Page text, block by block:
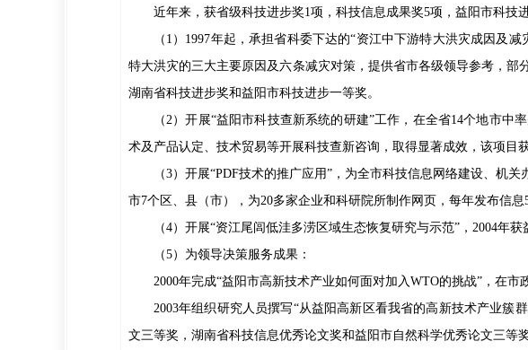
近年来，获省级科技进步奖1项，科技信息成果奖5项，益阳市科技
（1）1997年起，承担省科委下达的“资江中下游特大洪灾成因及
特大洪灾的三大主要原因及六条减灾对策，提供省市各级领导参考，
湖南省科技进步奖和益阳市科技进步一等奖。
（2）开展“益阳市科技查新系统的研建”工作，在全省14个地市
术及产品认定、技术贸易等开展科技查新咨询，取得显著成效，该项目
（3）开展“PDF技术的推广应用”，为全市科技信息网络建设、机
市7个区、县（市），为20多家企业和科研院所制作网页，每年发布信
（4）开展“资江尾闾低洼多涝区域生态恢复研究与示范”，2004年获
（5）为领导决策服务成果：
2000年完成“益阳市高新技术产业如何面对加入WTO的挑战”，在
2003年组织研究人员撰写“从益阳高新区看我省的高新技术产业簇
文三等奖，湖南省科技信息优秀论文奖和益阳市自然科学优秀论文三等奖